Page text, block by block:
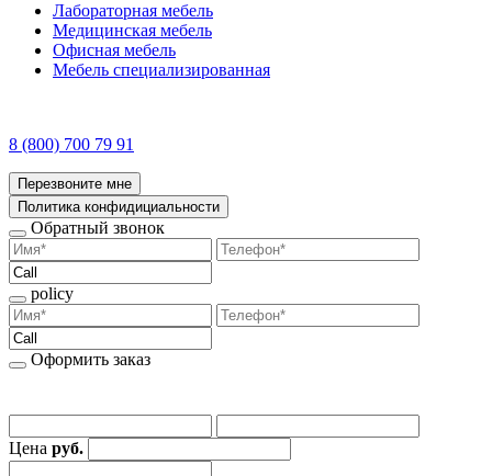
Лабораторная мебель
Медицинская мебель
Офисная мебель
Мебель специализированная
8 (800) 700 79 91
Перезвоните мне
Политика конфидициальности
Обратный звонок
policy
Оформить заказ
Цена руб.